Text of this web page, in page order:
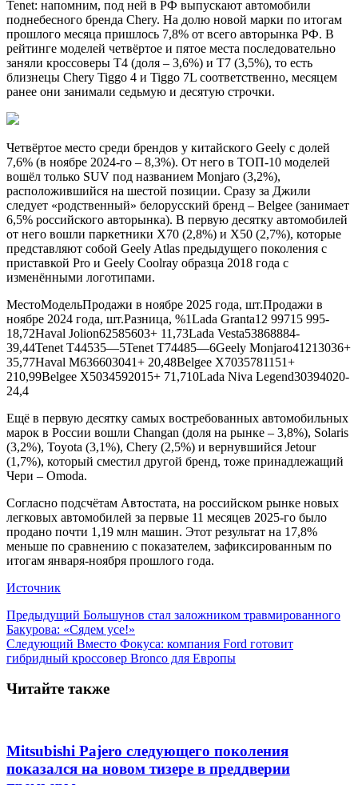
Tenet: напомним, под ней в РФ выпускают автомобили
поднебесного бренда Chery. На долю новой марки по итогам
прошлого месяца пришлось 7,8% от всего авторынка РФ. В
рейтинге моделей четвёртое и пятое места последовательно
заняли кроссоверы T4 (доля – 3,6%) и T7 (3,5%), то есть
близнецы Chery Tiggo 4 и Tiggo 7L соответственно, месяцем
ранее они занимали седьмую и десятую строчки.
Четвёртое место среди брендов у китайского Geely с долей
7,6% (в ноябре 2024-го – 8,3%). От него в ТОП-10 моделей
вошёл только SUV под названием Monjaro (3,2%),
расположившийся на шестой позиции. Сразу за Джили
следует «родственный» белорусский бренд – Belgee (занимает
6,5% российского авторынка). В первую десятку автомобилей
от него вошли паркетники X70 (2,8%) и X50 (2,7%), которые
представляют собой Geely Atlas предыдущего поколения с
приставкой Pro и Geely Coolray образца 2018 года с
изменёнными логотипами.
МестоМодельПродажи в ноябре 2025 года, шт.Продажи в
ноябре 2024 года, шт.Разница, %1Lada Granta12 99715 995-
18,72Haval Jolion62585603+ 11,73Lada Vesta53868884-
39,44Tenet T44535—5Tenet T74485—6Geely Monjaro41213036+
35,77Haval M636603041+ 20,48Belgee X7035781151+
210,99Belgee X5034592015+ 71,710Lada Niva Legend30394020-
24,4
Ещё в первую десятку самых востребованных автомобильных
марок в России вошли Changan (доля на рынке – 3,8%), Solaris
(3,2%), Toyota (3,1%), Chery (2,5%) и вернувшийся Jetour
(1,7%), который сместил другой бренд, тоже принадлежащий
Чери – Omoda.
Согласно подсчётам Автостата, на российском рынке новых
легковых автомобилей за первые 11 месяцев 2025-го было
продано почти 1,19 млн машин. Этот результат на 17,8%
меньше по сравнению с показателем, зафиксированным по
итогам января-ноября прошлого года.
Источник
Предыдущий Большунов стал заложником травмированного
Бакурова: «Сядем усе!»
Следующий Вместо Фокуса: компания Ford готовит
гибридный кроссовер Bronco для Европы
Читайте также
Mitsubishi Pajero следующего поколения
показался на новом тизере в преддверии